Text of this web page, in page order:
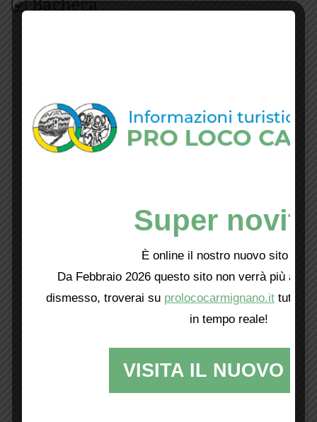
Bacheca
Super
È online il nostro nuovo sito web!
Da Febbraio 2026 questo sito non verrà più
dismesso, troverai su prolococarmignano.it tutti i
in tempo reale!
VISITA IL NUOVO